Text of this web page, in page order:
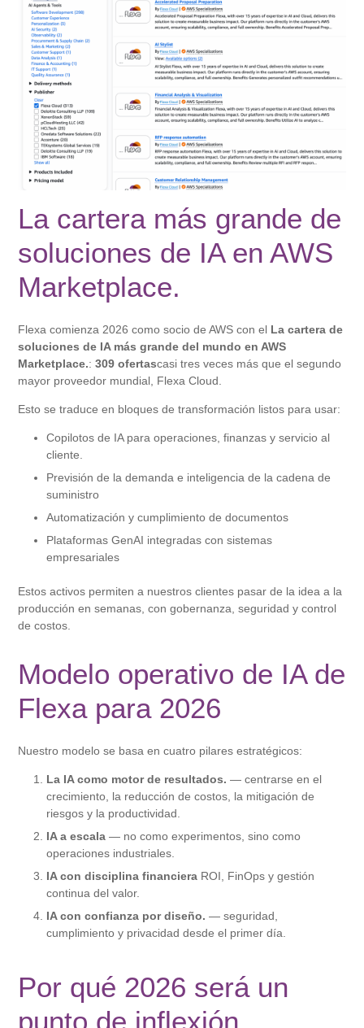
La cartera más grande de
soluciones de IA en AWS
Marketplace.
Flexa comienza 2026 como socio de AWS con el La cartera de
soluciones de IA más grande del mundo en AWS
Marketplace.:309 ofertascasi tres veces más que el segundo
mayor proveedor mundial, Flexa Cloud.
Esto se traduce en bloques de transformación listos para usar:
Copilotos de IA para operaciones, finanzas y servicio al
cliente.
Previsión de la demanda e inteligencia de la cadena de
suministro
Automatización y cumplimiento de documentos
Plataformas GenAI integradas con sistemas
empresariales
Estos activos permiten a nuestros clientes pasar de la idea a la
producción en semanas, con gobernanza, seguridad y control
de costos.
Modelo operativo de IA de
Flexa para 2026
Nuestro modelo se basa en cuatro pilares estratégicos:
La IA como motor de resultados. — centrarse en el
crecimiento, la reducción de costos, la mitigación de
riesgos y la productividad.
IA a escala — no como experimentos, sino como
operaciones industriales.
IA con disciplina financiera ROI, FinOps y gestión
continua del valor.
IA con confianza por diseño. — seguridad,
cumplimiento y privacidad desde el primer día.
Por qué 2026 será un
punto de inflexión.